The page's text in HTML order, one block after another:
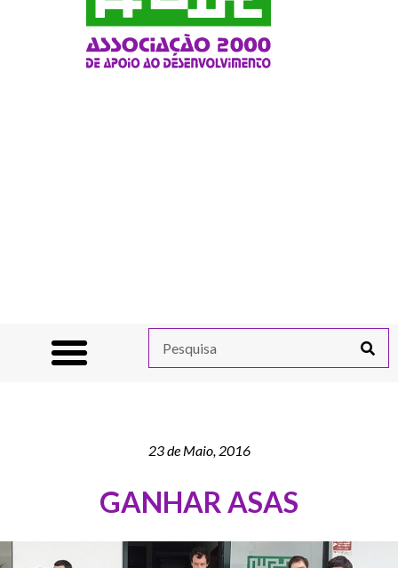
23 de Maio, 2016
GANHAR ASAS